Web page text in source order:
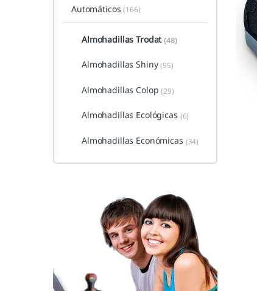
Automáticos(166)
Almohadillas Trodat (48)
Almohadillas Shiny (55)
Almohadillas Colop (29)
Almohadillas Ecológicas (6)
Almohadillas Económicas (34)